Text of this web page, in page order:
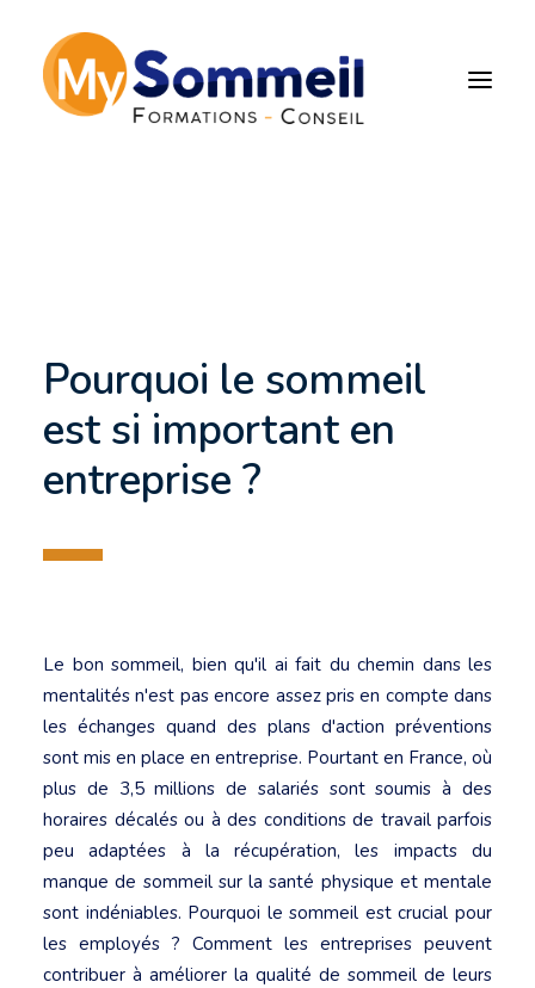
Pourquoi le sommeil est
Pourquoi le sommeil
est si important en
entreprise ?
Le bon sommeil, bien qu'il ai fait du chemin dans les
mentalités n'est pas encore assez pris en compte dans
les échanges quand des plans d'action préventions
sont mis en place en entreprise. Pourtant en France, où
plus de 3,5 millions de salariés sont soumis à des
horaires décalés ou à des conditions de travail parfois
peu adaptées à la récupération, les impacts du
manque de sommeil sur la santé physique et mentale
sont indéniables. Pourquoi le sommeil est crucial pour
les employés ? Comment les entreprises peuvent
contribuer à améliorer la qualité de sommeil de leurs